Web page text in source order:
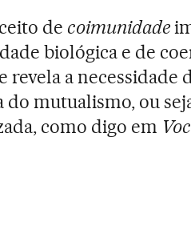
de coimunidade
biológica e de
revela a necessidade
do mutualismo, ou
como digo em